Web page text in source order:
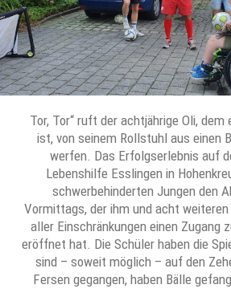
Tor, Tor“ ruft der achtjährige Oli, dem
ist, von seinem Rollstuhl aus einen
werfen. Das Erfolgserlebnis auf
Lebenshilfe Esslingen in
schwerbehinderten Jungen den
Vormittags, der ihm und acht
aller Einschränkungen einen Zugang
eröffnet hat. Die Schüler haben die
sind – soweit möglich – auf den
Fersen gegangen, haben Bälle